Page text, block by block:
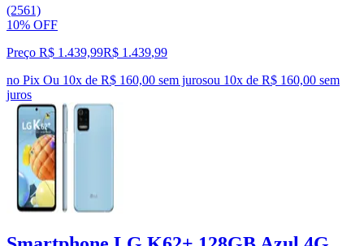
(2561)
10% OFF
Preço R$ 1.439,99R$ 1.439,99
no Pix Ou 10x de R$ 160,00 sem jurosou 10x de R$ 160,00 sem
juros